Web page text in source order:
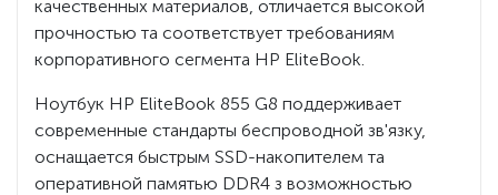
качественных материалов, отличается высокой
прочностью та соответствует требованиям
корпоративного сегмента HP EliteBook.
Ноутбук HP EliteBook 855 G8 поддерживает
современные стандарты беспроводной зв'язку,
оснащается быстрым SSD-накопителем та
оперативной памятью DDR4 з возможностью